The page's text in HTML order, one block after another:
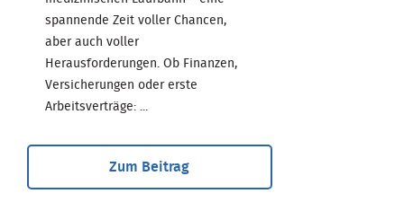
spannende Zeit voller Chancen,
aber auch voller
Herausforderungen. Ob Finanzen,
Versicherungen oder erste
Arbeitsverträge: ...
Zum Beitrag